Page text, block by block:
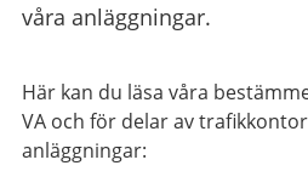
våra anläggningar.
Här kan du läsa våra
VA och för delar av
anläggningar: